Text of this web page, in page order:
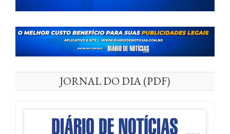
JORNAL DO DIA (PDF)